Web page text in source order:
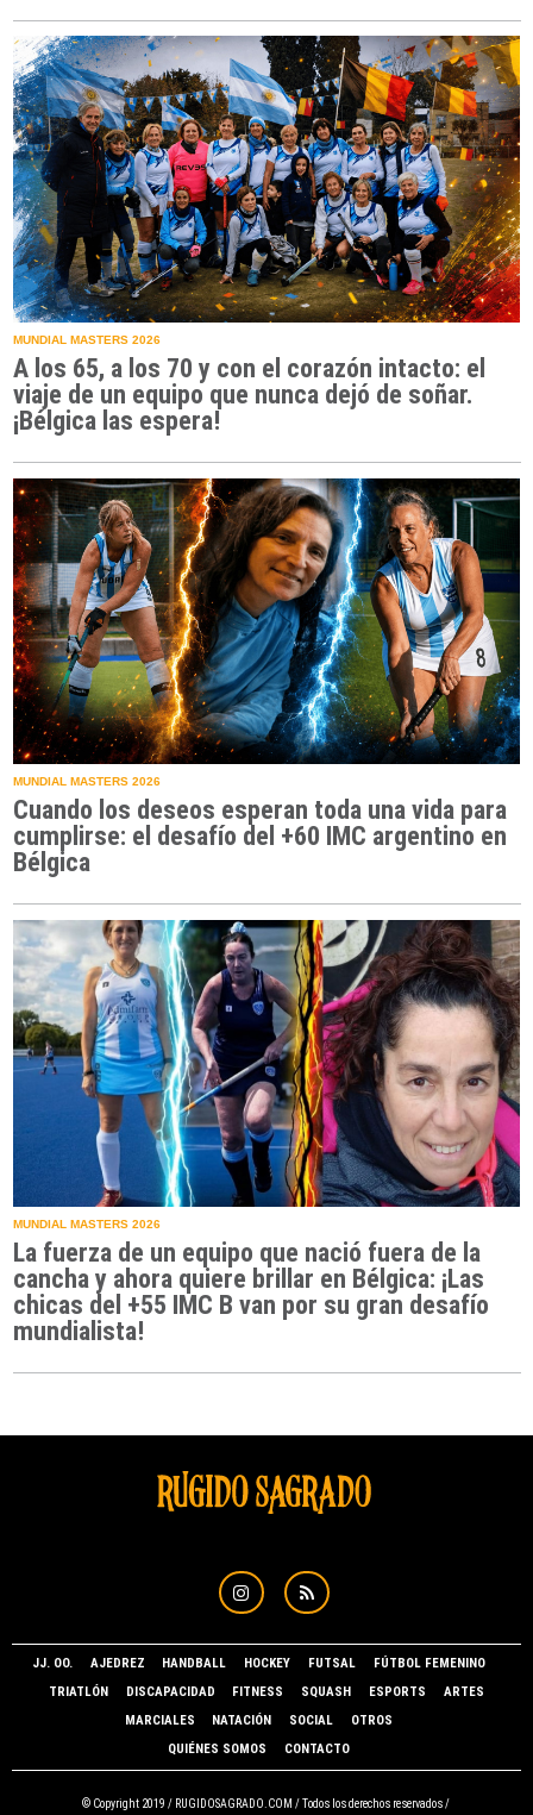
MUNDIAL MASTERS 2026
A los 65, a los 70 y con el corazón intacto: el
viaje de un equipo que nunca dejó de soñar.
¡Bélgica las espera!
MUNDIAL MASTERS 2026
Cuando los deseos esperan toda una vida para
cumplirse: el desafío del +60 IMC argentino en
Bélgica
MUNDIAL MASTERS 2026
La fuerza de un equipo que nació fuera de la
cancha y ahora quiere brillar en Bélgica: ¡Las
chicas del +55 IMC B van por su gran desafío
mundialista!
JJ. OO. AJEDREZ HANDBALL HOCKEY FUTSAL
FÚTBOL FEMENINO
TRIATLÓN
DISCAPACIDAD FITNESS SQUASH ESPORTS
ARTES
MARCIALES
NATACIÓN SOCIAL
OTROS
QUIÉNES SOMOS
CONTACTO
© Copyright 2019 / RUGIDOSAGRADO.COM / Todos los derechos reservados /